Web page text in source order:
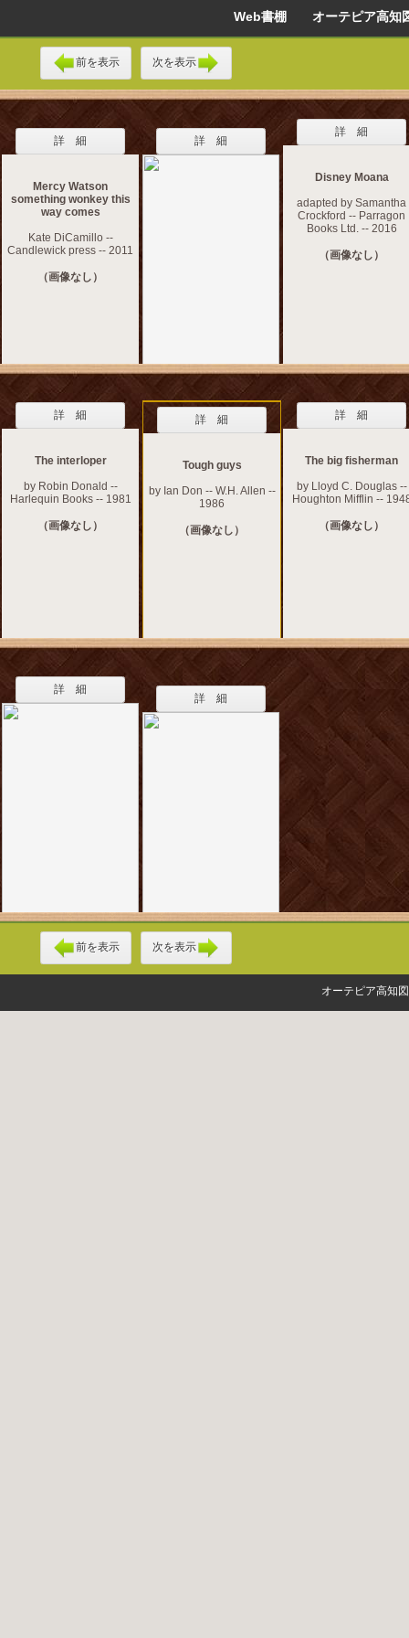
Web書棚 オーテピア高知
前を表示 次を表示
詳 細
Mercy Watson
something wonkey this
way comes
Kate DiCamillo --
Candlewick press -- 2011
（画像なし）
詳 細
詳 細
Disney Moana
adapted by Samantha
Crockford -- Parragon
Books Ltd. -- 2016
（画像なし）
詳 細
The interloper
by Robin Donald --
Harlequin Books -- 1981
（画像なし）
詳 細
Tough guys
by Ian Don -- W.H. Allen --
1986
（画像なし）
詳 細
The big fisherman
by Lloyd C. Douglas --
Houghton Mifflin --
（画像なし）
詳 細
詳 細
前を表示 次を表示
オーテピア高知